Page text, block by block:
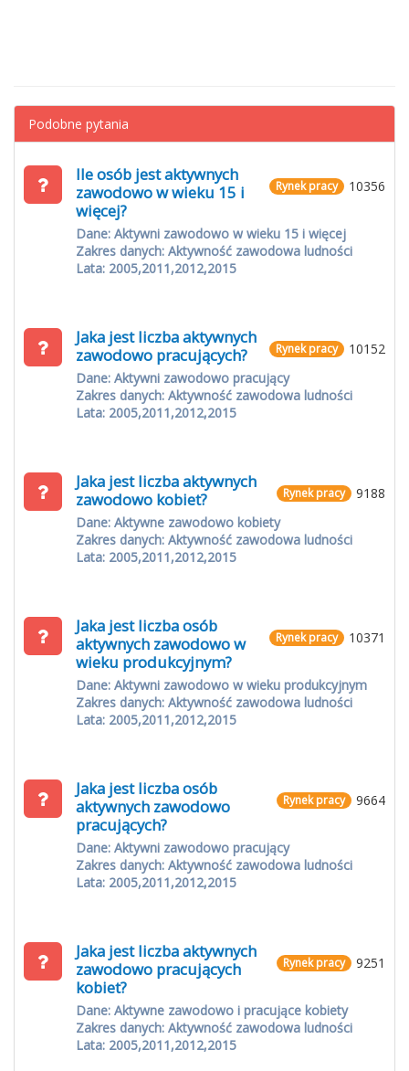
Podobne pytania
10356
Rynek pracy
Ile osób jest aktywnych
zawodowo w wieku 15 i
więcej?
Dane: Aktywni zawodowo w wieku 15 i więcej
Zakres danych: Aktywność zawodowa ludności
Lata: 2005,2011,2012,2015
10152
Rynek pracy
Jaka jest liczba aktywnych
zawodowo pracujących?
Dane: Aktywni zawodowo pracujący
Zakres danych: Aktywność zawodowa ludności
Lata: 2005,2011,2012,2015
9188
Rynek pracy
Jaka jest liczba aktywnych
zawodowo kobiet?
Dane: Aktywne zawodowo kobiety
Zakres danych: Aktywność zawodowa ludności
Lata: 2005,2011,2012,2015
10371
Rynek pracy
Jaka jest liczba osób
aktywnych zawodowo w
wieku produkcyjnym?
Dane: Aktywni zawodowo w wieku produkcyjnym
Zakres danych: Aktywność zawodowa ludności
Lata: 2005,2011,2012,2015
9664
Rynek pracy
Jaka jest liczba osób
aktywnych zawodowo
pracujących?
Dane: Aktywni zawodowo pracujący
Zakres danych: Aktywność zawodowa ludności
Lata: 2005,2011,2012,2015
9251
Rynek pracy
Jaka jest liczba aktywnych
zawodowo pracujących
kobiet?
Dane: Aktywne zawodowo i pracujące kobiety
Zakres danych: Aktywność zawodowa ludności
Lata: 2005,2011,2012,2015